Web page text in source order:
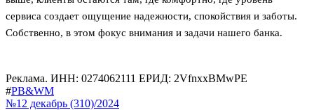
сервиса создает ощущение надежности, спокойствия и заботы.
Собственно, в этом фокус внимания и задачи нашего банка.
Реклама. ИНН: 0274062111 ЕРИД: 2VfnxxBMwPE
#PB&WM
№12 декабрь (310)/2024